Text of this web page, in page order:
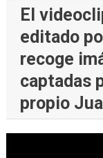
El
editado
recoge
captadas
propio